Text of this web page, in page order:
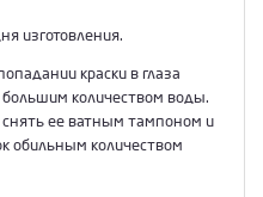
изготовления.
краски в глаза
количеством воды.
снять ее ватным тампоном и
обильным количеством